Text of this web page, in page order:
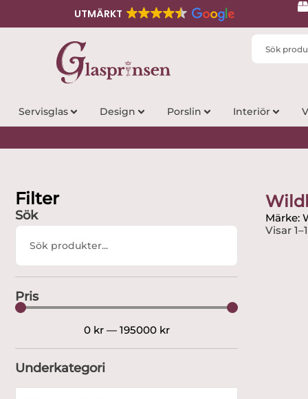
UTMÄRKT
Search
Servisglas Design Porslin Interiör
Filter
Sök
Search
Pris
0 kr— 195000 kr
Underkategori
Märke:
Visar